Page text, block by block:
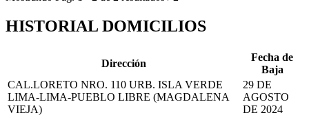
HISTORIAL DOMICILIOS
Dirección
Fecha de
Baja
CAL.LORETO NRO. 110 URB. ISLA VERDE
LIMA-LIMA-PUEBLO LIBRE (MAGDALENA
VIEJA)
29 DE
AGOSTO
DE 2024